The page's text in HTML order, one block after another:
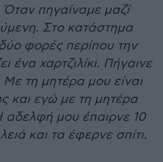
πηγαίναμε μαζί
Στο κατάστημα
φορές περίπου την
ένα χαρτζιλίκι. Πήγαινε
τη μητέρα μου είναι
και εγώ με τη μητέρα
αδελφή μου έπαιρνε 10
και τα έφερνε σπίτι.